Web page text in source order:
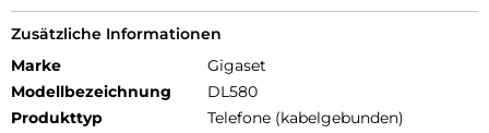
Zusätzliche Informationen
Marke
Gigaset
Modellbezeichnung
DL580
Produkttyp
Telefone (kabelgebunden)